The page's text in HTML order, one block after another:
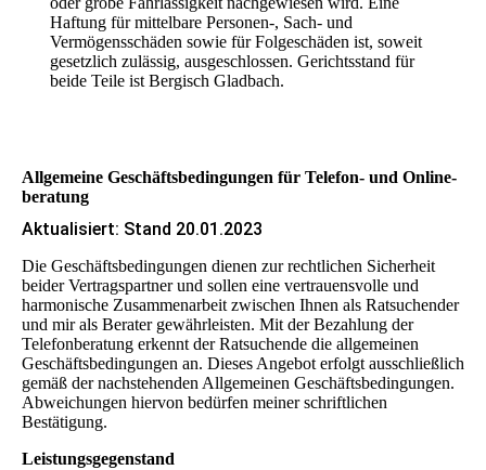
Haftung für mittelbare Personen-, Sach- und
Vermögensschäden sowie für Folgeschäden ist, soweit
gesetzlich zulässig, ausgeschlossen. Gerichtsstand für
beide Teile ist Bergisch Gladbach.
Allgemeine Geschäfts­bedingungen für Telefon- und Online­
beratung
Aktualisiert: Stand 20.01.2023
Die Geschäftsbedingungen dienen zur rechtlichen Sicherheit
beider Vertragspartner und sollen eine vertrauensvolle und
harmonische Zusammenarbeit zwischen Ihnen als Ratsuchender
und mir als Berater gewährleisten. Mit der Bezahlung der
Telefonberatung erkennt der Ratsuchende die allgemeinen
Geschäftsbedingungen an. Dieses Angebot erfolgt ausschließlich
gemäß der nachstehenden Allgemeinen Geschäftsbedingungen.
Abweichungen hiervon bedürfen meiner schriftlichen
Bestätigung.
Leistungsgegenstand